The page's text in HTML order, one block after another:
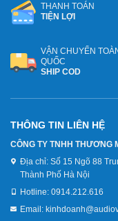
THANH TOÁN
TIỆN LỢI
VẬN CHUYỂN
QUỐC
SHIP COD
THÔNG TIN LIÊN HỆ
CÔNG TY TNHH THƯƠNG
Địa chỉ: Số 15 Ngõ 88
Thành Phố Hà Nội
Hotline: 0914.212.616
Email: